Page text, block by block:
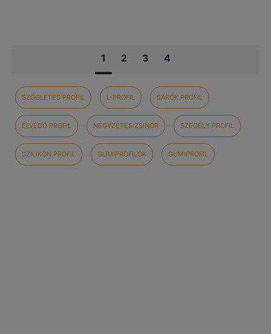
1 2 3 4
SZÖGLETES PROFIL L-PROFIL SAROK PROFIL
ÉLVÉDŐ PROFIL NÉGYZETES ZSINÓR SZEGÉLY PROFIL
SZILIKON PROFIL GUMIPROFILOK GUMIPROFIL